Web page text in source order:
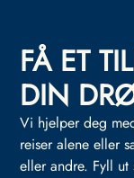
FÅ ET
DIN
Vi hjelper deg
reiser alene eller
eller andre. Fyll ut